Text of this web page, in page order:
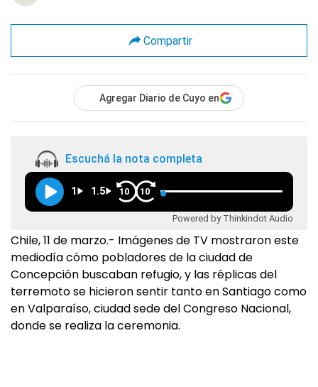
Compartir
Agregar Diario de Cuyo en
Escuchá la nota completa
1 1.5 10 10
Powered by Thinkindot Audio
Chile, 11 de marzo.- Imágenes de TV mostraron este
mediodía cómo pobladores de la ciudad de
Concepción buscaban refugio, y las réplicas del
terremoto se hicieron sentir tanto en Santiago como
en Valparaíso, ciudad sede del Congreso Nacional,
donde se realiza la ceremonia.